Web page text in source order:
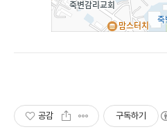
공감 구독하기